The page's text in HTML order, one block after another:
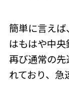
簡単に言えば、
はもはや中央
再び通常の
れており、急